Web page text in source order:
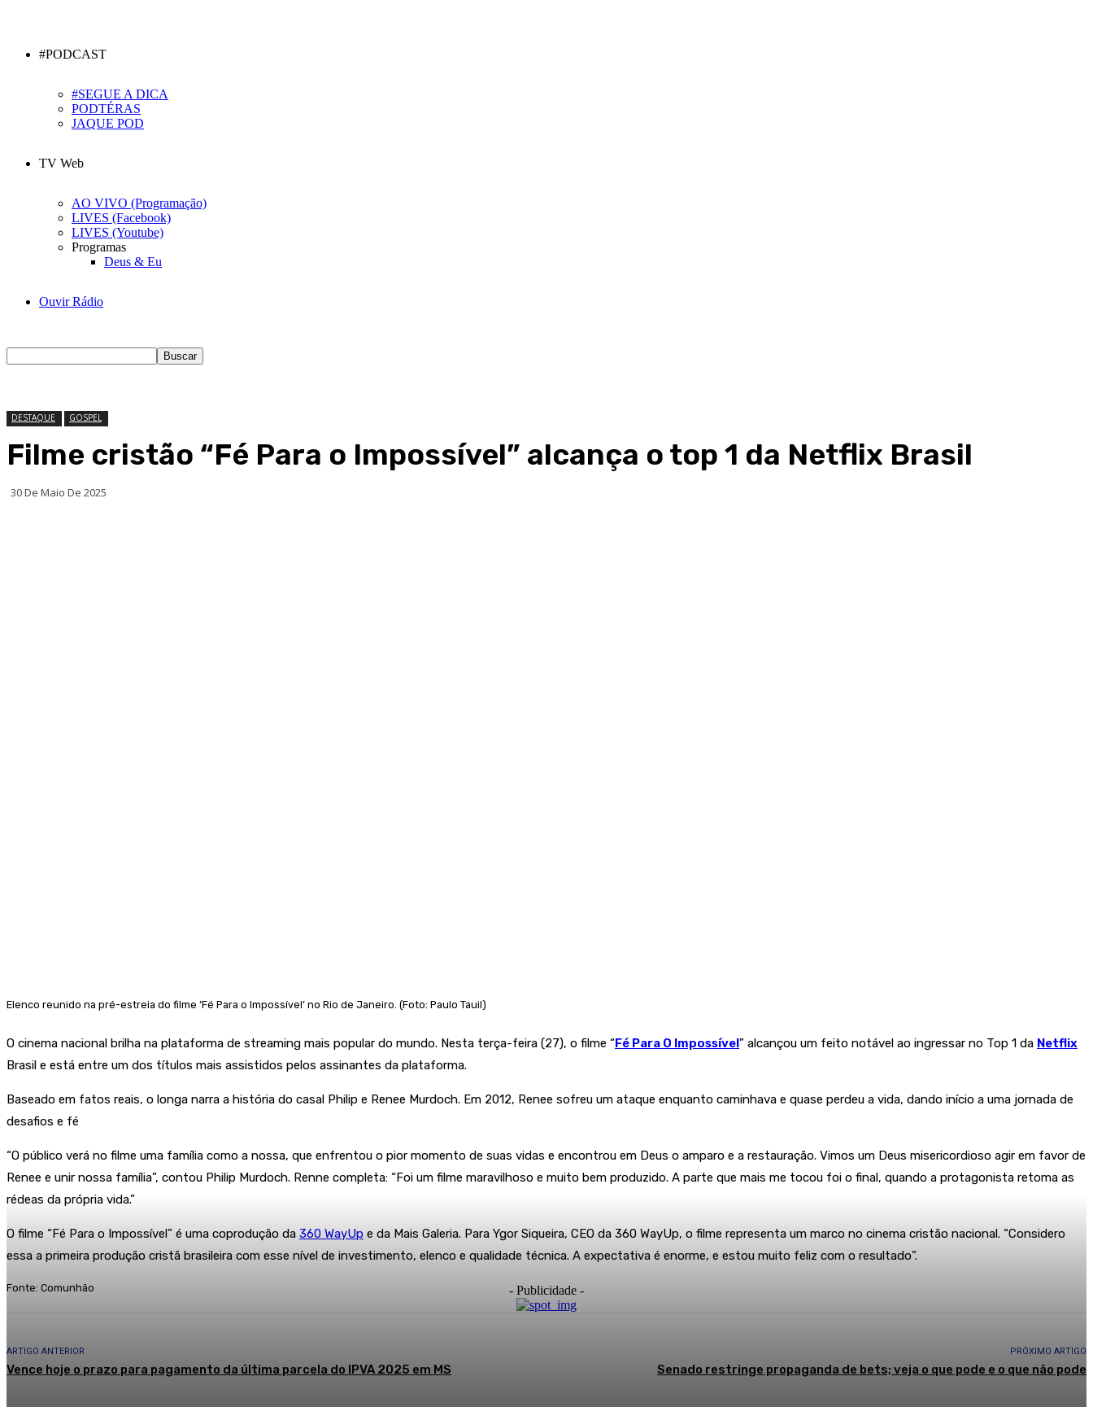
#PODCAST
#SEGUE A DICA
PODTÉRAS
JAQUE POD
TV Web
AO VIVO (Programação)
LIVES (Facebook)
LIVES (Youtube)
Programas
Deus & Eu
Ouvir Rádio
DESTAQUE GOSPEL
Filme cristão “Fé Para o Impossível” alcança o top 1 da Netflix Brasil
30 De Maio De 2025
Elenco reunido na pré-estreia do filme ‘Fé Para o Impossível’ no Rio de Janeiro. (Foto: Paulo Tauil)
O cinema nacional brilha na plataforma de streaming mais popular do mundo. Nesta terça-feira (27), o filme “Fé Para O Impossível” alcançou um feito notável ao ingressar no Top 1 da Netflix
Brasil e está entre um dos títulos mais assistidos pelos assinantes da plataforma.
Baseado em fatos reais, o longa narra a história do casal Philip e Renee Murdoch. Em 2012, Renee sofreu um ataque enquanto caminhava e quase perdeu a vida, dando início a uma jornada de
desafios e fé
“O público verá no filme uma família como a nossa, que enfrentou o pior momento de suas vidas e encontrou em Deus o amparo e a restauração. Vimos um Deus misericordioso agir em favor de
Renee e unir nossa família”, contou Philip Murdoch. Renne completa: “Foi um filme maravilhoso e muito bem produzido. A parte que mais me tocou foi o final, quando a protagonista retoma as
rédeas da própria vida.”
O filme “Fé Para o Impossível” é uma coprodução da 360 WayUp e da Mais Galeria. Para Ygor Siqueira, CEO da 360 WayUp, o filme representa um marco no cinema cristão nacional. “Considero
essa a primeira produção cristã brasileira com esse nível de investimento, elenco e qualidade técnica. A expectativa é enorme, e estou muito feliz com o resultado”.
Fonte: Comunhão - Publicidade -
ARTIGO ANTERIOR
Vence hoje o prazo para pagamento da última parcela do IPVA 2025 em MS
PRÓXIMO ARTIGO
Senado restringe propaganda de bets; veja o que pode e o que não pode